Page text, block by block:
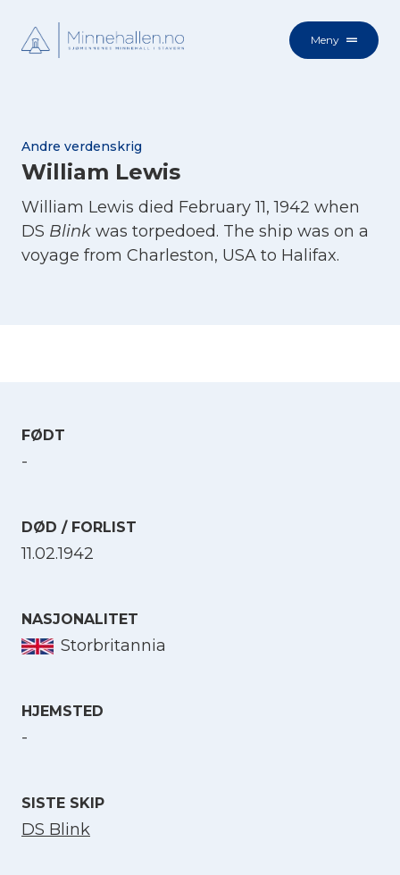
Meny
Andre verdenskrig
William Lewis
William Lewis died February 11, 1942 when
DS Blink was torpedoed. The ship was on a
voyage from Charleston, USA to Halifax.
FØDT
-
DØD / FORLIST
11.02.1942
NASJONALITET
Storbritannia
HJEMSTED
-
SISTE SKIP
DS Blink